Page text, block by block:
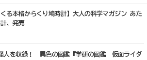
くる本格からくり鳩時計】大人の科学マガジン あた
、発売
人を収録！ 異色の図鑑『学研の図鑑 仮面ライダ